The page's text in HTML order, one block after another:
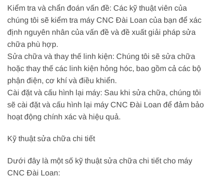
Kiểm tra và chẩn đoán vấn đề: Các kỹ thuật viên của
chúng tôi sẽ kiểm tra máy CNC Đài Loan của bạn để xác
định nguyên nhân của vấn đề và đề xuất giải pháp sửa
chữa phù hợp.
Sửa chữa và thay thế linh kiện: Chúng tôi sẽ sửa chữa
hoặc thay thế các linh kiện hỏng hóc, bao gồm cả các bộ
phận điện, cơ khí và điều khiển.
Cài đặt và cấu hình lại máy: Sau khi sửa chữa, chúng tôi
sẽ cài đặt và cấu hình lại máy CNC Đài Loan để đảm bảo
hoạt động chính xác và hiệu quả.
Kỹ thuật sửa chữa chi tiết
Dưới đây là một số kỹ thuật sửa chữa chi tiết cho máy
CNC Đài Loan: